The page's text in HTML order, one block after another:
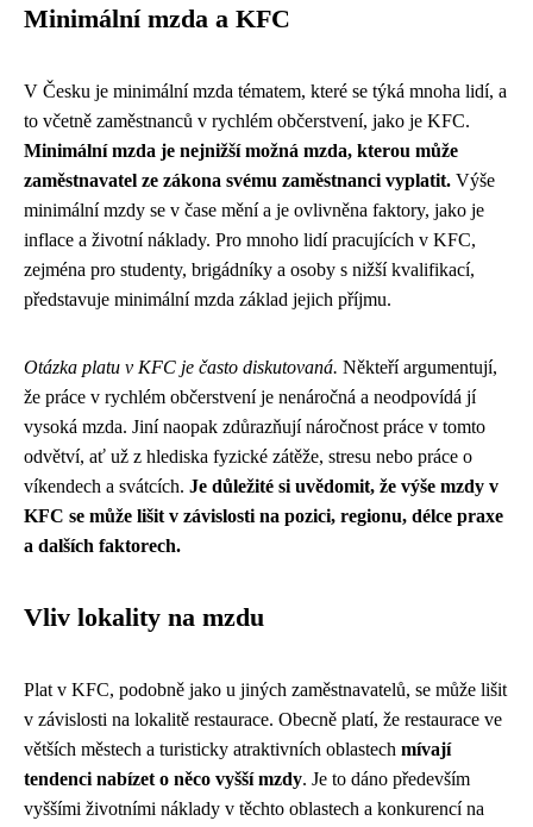
Minimální mzda a KFC
V Česku je minimální mzda tématem, které se týká mnoha lidí, a
to včetně zaměstnanců v rychlém občerstvení, jako je KFC.
Minimální mzda je nejnižší možná mzda, kterou může
zaměstnavatel ze zákona svému zaměstnanci vyplatit. Výše
minimální mzdy se v čase mění a je ovlivněna faktory, jako je
inflace a životní náklady. Pro mnoho lidí pracujících v KFC,
zejména pro studenty, brigádníky a osoby s nižší kvalifikací,
představuje minimální mzda základ jejich příjmu.
Otázka platu v KFC je často diskutovaná. Někteří argumentují,
že práce v rychlém občerstvení je nenáročná a neodpovídá jí
vysoká mzda. Jiní naopak zdůrazňují náročnost práce v tomto
odvětví, ať už z hlediska fyzické zátěže, stresu nebo práce o
víkendech a svátcích. Je důležité si uvědomit, že výše mzdy v
KFC se může lišit v závislosti na pozici, regionu, délce praxe
a dalších faktorech.
Vliv lokality na mzdu
Plat v KFC, podobně jako u jiných zaměstnavatelů, se může lišit
v závislosti na lokalitě restaurace. Obecně platí, že restaurace ve
větších městech a turisticky atraktivních oblastech mívají
tendenci nabízet o něco vyšší mzdy. Je to dáno především
vyššími životními náklady v těchto oblastech a konkurencí na